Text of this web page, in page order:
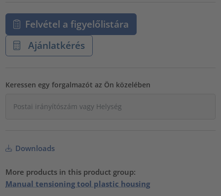
Felvétel a figyelőlistára
Ajánlatkérés
Keressen egy forgalmazót az Ön közelében
Downloads
More products in this product group:
Manual tensioning tool plastic housing